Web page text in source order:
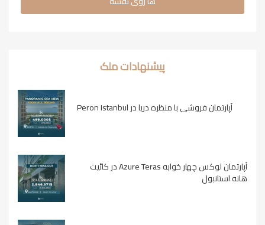
پیشنهادات ملک
آپارتمان فروشی با منظره دریا در Peron Istanbul
آپارتمان لوکس چهار خوابه Azure Teras در کائیت
هانه استانبول